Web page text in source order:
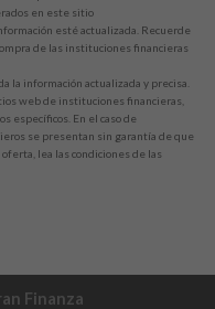
en este sitio
esté actualizada. Recuerde
de las instituciones financieras
la información actualizada y precisa.
web de instituciones financieras,
específicos. En el caso de
se presentan sin garantía de que
lea las condiciones de las
Finanza